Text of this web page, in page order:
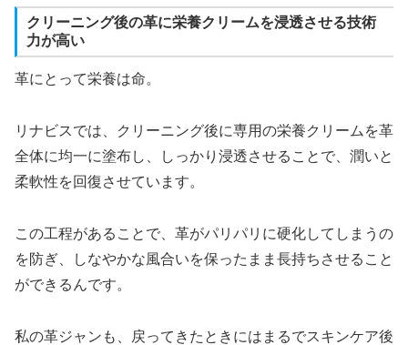
クリーニング後の革に栄養クリームを浸透させる技術
力が高い
革にとって栄養は命。
リナビスでは、クリーニング後に専用の栄養クリームを革
全体に均一に塗布し、しっかり浸透させることで、潤いと
柔軟性を回復させています。
この工程があることで、革がパリパリに硬化してしまうの
を防ぎ、しなやかな風合いを保ったまま長持ちさせること
ができるんです。
私の革ジャンも、戻ってきたときにはまるでスキンケア後